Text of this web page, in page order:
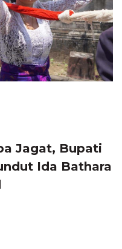
Jagat, Bupati
Ida Bathara